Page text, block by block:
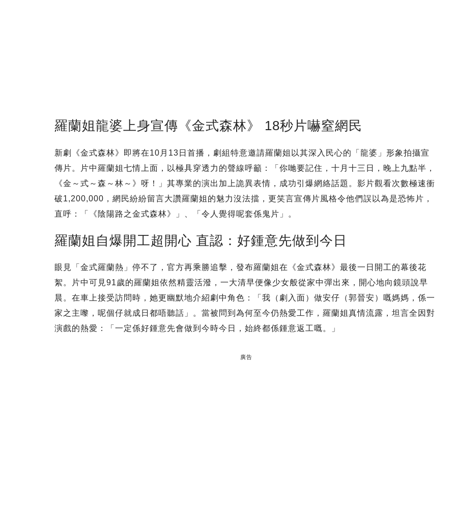
羅蘭姐龍婆上身宣傳《金式森林》 18秒片嚇窒網民
新劇《金式森林》即將在10月13日首播，劇組特意邀請羅蘭姐以其深入民心的「龍婆」形象拍攝宣
傳片。片中羅蘭姐七情上面，以極具穿透力的聲線呼籲：「你哋要記住，十月十三日，晚上九點半，
《金～式～森～林～》呀！」其專業的演出加上詭異表情，成功引爆網絡話題。影片觀看次數極速衝
破1,200,000，網民紛紛留言大讚羅蘭姐的魅力沒法擋，更笑言宣傳片風格令他們誤以為是恐怖片，
直呼：「《陰陽路之金式森林》」、「令人覺得呢套係鬼片」。
羅蘭姐自爆開工超開心 直認：好鍾意先做到今日
眼見「金式羅蘭熱」停不了，官方再乘勝追擊，發布羅蘭姐在《金式森林》最後一日開工的幕後花
絮。片中可見91歲的羅蘭姐依然精靈活潑，一大清早便像少女般從家中彈出來，開心地向鏡頭說早
晨。在車上接受訪問時，她更幽默地介紹劇中角色：「我（劇入面）做安仔（郭晉安）嘅媽媽，係一
家之主嚟，呢個仔就成日都唔聽話」。當被問到為何至今仍熱愛工作，羅蘭姐真情流露，坦言全因對
演戲的熱愛：「一定係好鍾意先會做到今時今日，始終都係鍾意返工嘅。」
廣告